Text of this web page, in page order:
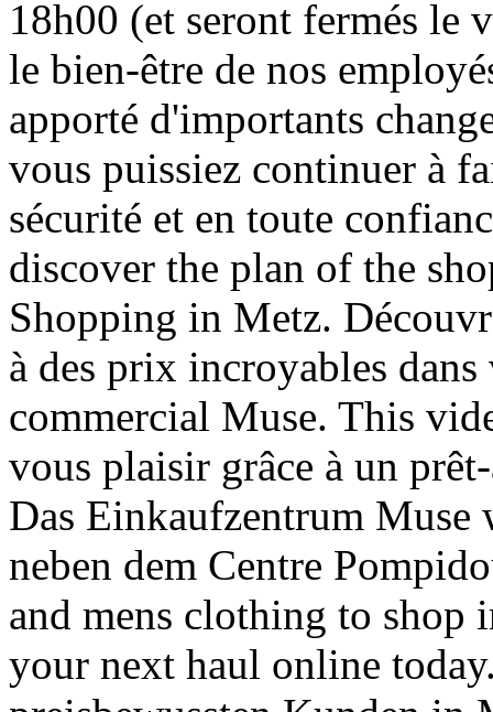
18h00 (et seront fermés le
le bien-être de nos
apporté d'importants
vous puissiez continuer à
sécurité et en toute
discover the plan of the
Shopping in Metz.
à des prix incroyables
commercial Muse. This
vous plaisir grâce à un
Das Einkaufzentrum
neben dem Centre
and mens clothing to shop
your next haul online